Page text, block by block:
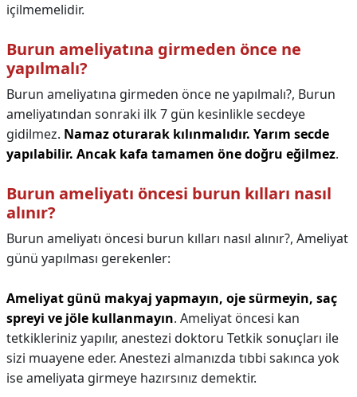
içilmemelidir.
Burun ameliyatına girmeden önce ne
yapılmalı?
Burun ameliyatına girmeden önce ne yapılmalı?, Burun
ameliyatından sonraki ilk 7 gün kesinlikle secdeye
gidilmez. Namaz oturarak kılınmalıdır. Yarım secde
yapılabilir. Ancak kafa tamamen öne doğru eğilmez.
Burun ameliyatı öncesi burun kılları nasıl
alınır?
Burun ameliyatı öncesi burun kılları nasıl alınır?, Ameliyat
günü yapılması gerekenler:
Ameliyat günü makyaj yapmayın, oje sürmeyin, saç
spreyi ve jöle kullanmayın. Ameliyat öncesi kan
tetkikleriniz yapılır, anestezi doktoru Tetkik sonuçları ile
sizi muayene eder. Anestezi almanızda tıbbi sakınca yok
ise ameliyata girmeye hazırsınız demektir.